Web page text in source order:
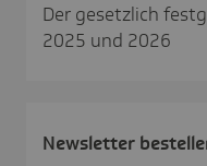
Der gesetzlich
2025 und 2026
News­letter